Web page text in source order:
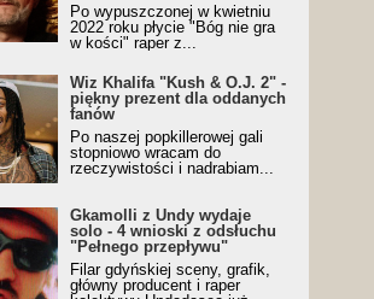
Po wypuszczonej w kwietniu
2022 roku płycie "Bóg nie gra
w kości" raper z...
Wiz Khalifa "Kush & O.J. 2" -
piękny prezent dla oddanych
fanów
Po naszej popkillerowej gali
stopniowo wracam do
rzeczywistości i nadrabiam...
Gkamolli z Undy wydaje
solo - 4 wnioski z odsłuchu
"Pełnego przepływu"
Filar gdyńskiej sceny, grafik,
główny producent i raper